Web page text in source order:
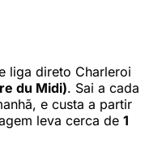
liga direto Charleroi
du Midi). Sai a cada
e custa a partir
leva cerca de 1